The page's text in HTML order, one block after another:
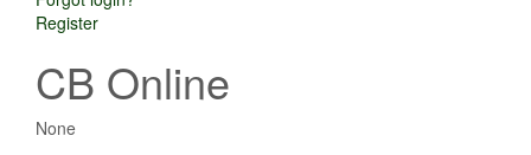
Register
CB Online
None